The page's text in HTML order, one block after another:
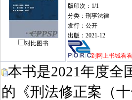
对比图书
版印次：1/1
分类：刑事法律
发行：公开
出版：2021-12
到网上书城看看
本书是2021年度全
的《刑法修正案（